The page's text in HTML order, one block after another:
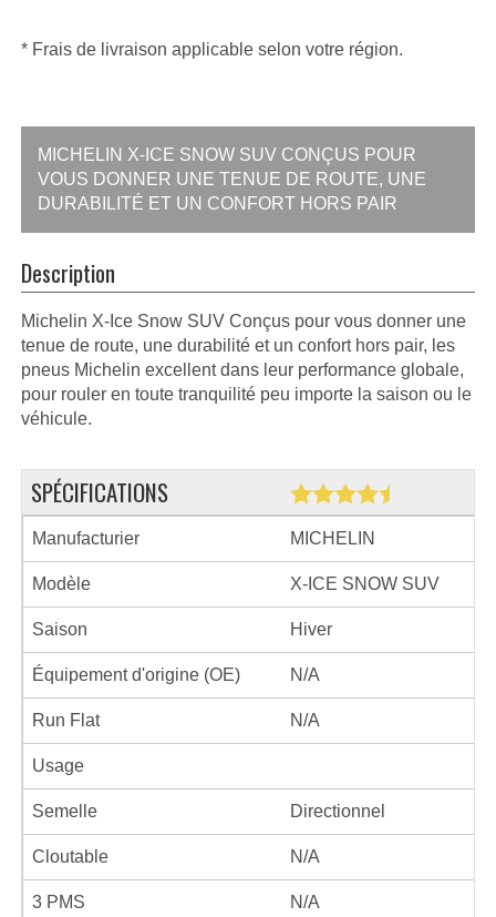
* Frais de livraison applicable selon votre région.
MICHELIN X-ICE SNOW SUV CONÇUS POUR
VOUS DONNER UNE TENUE DE ROUTE, UNE
DURABILITÉ ET UN CONFORT HORS PAIR
Description
Michelin X-Ice Snow SUV Conçus pour vous donner une
tenue de route, une durabilité et un confort hors pair, les
pneus Michelin excellent dans leur performance globale,
pour rouler en toute tranquilité peu importe la saison ou le
véhicule.
SPÉCIFICATIONS
Manufacturier MICHELIN
Modèle X-ICE SNOW SUV
Saison Hiver
Équipement d'origine (OE) N/A
Run Flat N/A
Usage
Semelle Directionnel
Cloutable N/A
3 PMS N/A